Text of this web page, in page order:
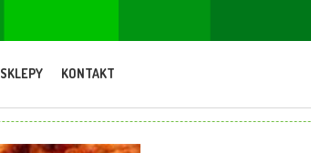
SKLEPY KONTAKT